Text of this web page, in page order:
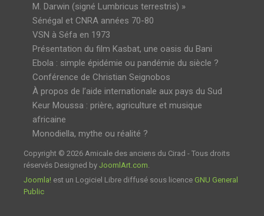
M. Darwin (signé Lumbricus terrestris) »
Sénégal et CNRA années 70-80
VSN à Séfa en 1973
Présentation du film Kasbat, une oasis du Bani
Ebola : simple épidémie ou pandémie du siècle ?
Conférence de Christian Seignobos
À propos de l’aide internationale aux pays du Sud
Keur Moussa : prière, agriculture et musique
africaine
Monodiella, mythe ou réalité ?
Copyright © 2026 Amicale des anciens du Cirad - Tous droits
réservés Designed by JoomlArt.com
Joomla! est un Logiciel Libre diffusé sous licence GNU General
Public